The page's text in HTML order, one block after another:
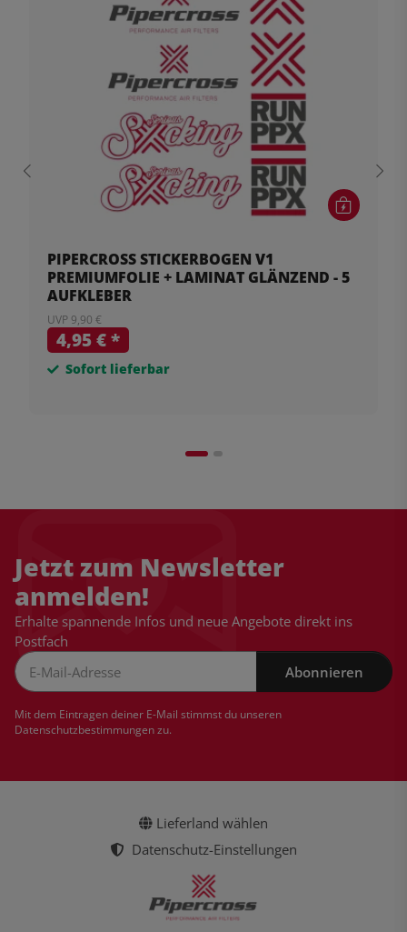
PIPERCROSS STICKERBOGEN V1
PREMIUMFOLIE + LAMINAT GLÄNZEND - 5
AUFKLEBER
UVP 9,90 €
4,95 €*
Sofort lieferbar
Jetzt zum Newsletter
anmelden!
Erhalte spannende Infos und neue Angebote direkt ins
Postfach
Abonnieren
Mit dem Eintragen deiner E-Mail stimmst du unseren
Datenschutzbestimmungenzu.
Lieferland wählen
Datenschutz-Einstellungen